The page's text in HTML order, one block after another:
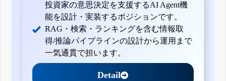
投資家の意思決定を支援するAI Agent機
能を設計・実装するポジションです。
RAG・検索・ランキングを含む情報取
得/推論パイプラインの設計から運用まで
一気通貫で担います。
Detail